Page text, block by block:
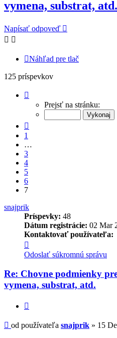
vymena, substrat, atd.
Napísať odpoveď
Náhľad pre tlač
125 príspevkov
Prejsť na stránku:
1
…
3
4
5
6
7
snajprik
Príspevky: 48
Dátum registrácie: 02 Mar
Kontaktovať používateľa:
informácie
používateľa
-
snajprik
Odoslať súkromnú správu
Re: Chovne podmienky
vymena, substrat, atd.
Príspevok
od používateľa snajprik » 15